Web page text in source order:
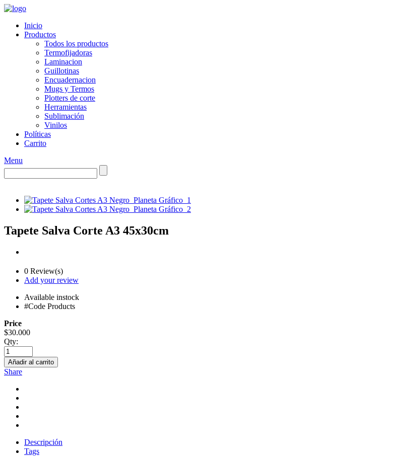
Inicio
Productos
Todos los productos
Termofijadoras
Laminacion
Guillotinas
Encuadernacion
Mugs y Termos
Plotters de corte
Herramientas
Sublimación
Vinilos
Políticas
Carrito
Menu
Tapete Salva Corte A3 45x30cm
0 Review(s)
Add your review
Available instock
#Code Products
Price
$30.000
Qty:
Añadir al carrito
Share
Descripción
Tags